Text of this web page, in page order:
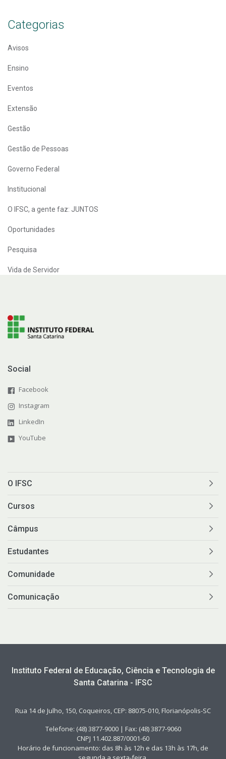
Categorias
Avisos
Ensino
Eventos
Extensão
Gestão
Gestão de Pessoas
Governo Federal
Institucional
O IFSC, a gente faz: JUNTOS
Oportunidades
Pesquisa
Vida de Servidor
Social
Facebook
Instagram
LinkedIn
YouTube
O IFSC
Cursos
Câmpus
Estudantes
Comunidade
Comunicação
Instituto Federal de Educação, Ciência e Tecnologia de
Santa Catarina - IFSC
Rua 14 de Julho, 150, Coqueiros, CEP: 88075-010, Florianópolis-SC
Telefone: (48) 3877-9000 | Fax: (48) 3877-9060
CNPJ 11.402.887/0001-60
Horário de funcionamento: das 8h às 12h e das 13h às 17h, de